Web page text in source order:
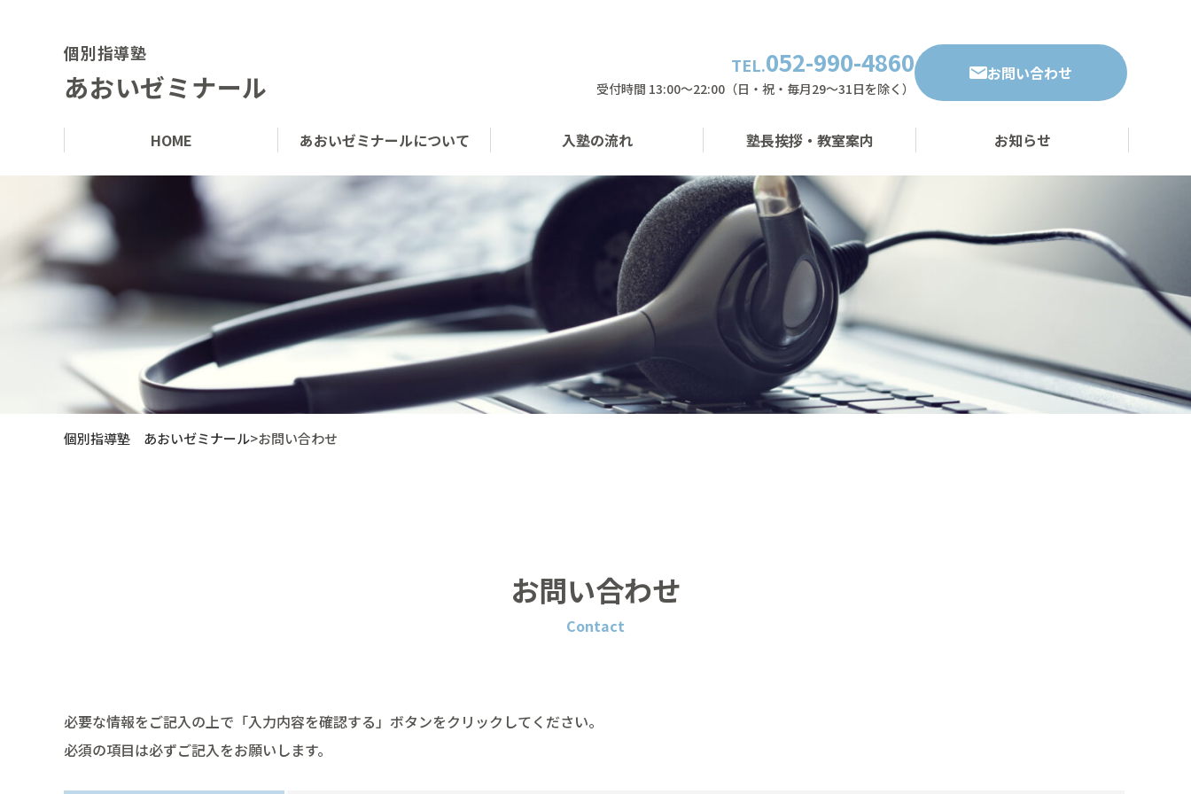
個別指導塾
あおいゼミナール
TEL.052-990-4860
受付時間 13:00〜22:00（日・祝・毎月29～31日を除く）
お問い合わせ
HOME あおいゼミナールについて 入塾の流れ 塾長挨拶・教室案内 お知らせ
個別指導塾 あおいゼミナール>お問い合わせ
お問い合わせ
Contact
必要な情報をご記入の上で「入力内容を確認する」ボタンをクリックしてください。
必須の項目は必ずご記入をお願いします。